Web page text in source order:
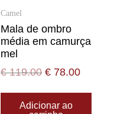
Camel
Mala de ombro
média em camurça
mel
€119.00 € 78.00
Adicionar ao